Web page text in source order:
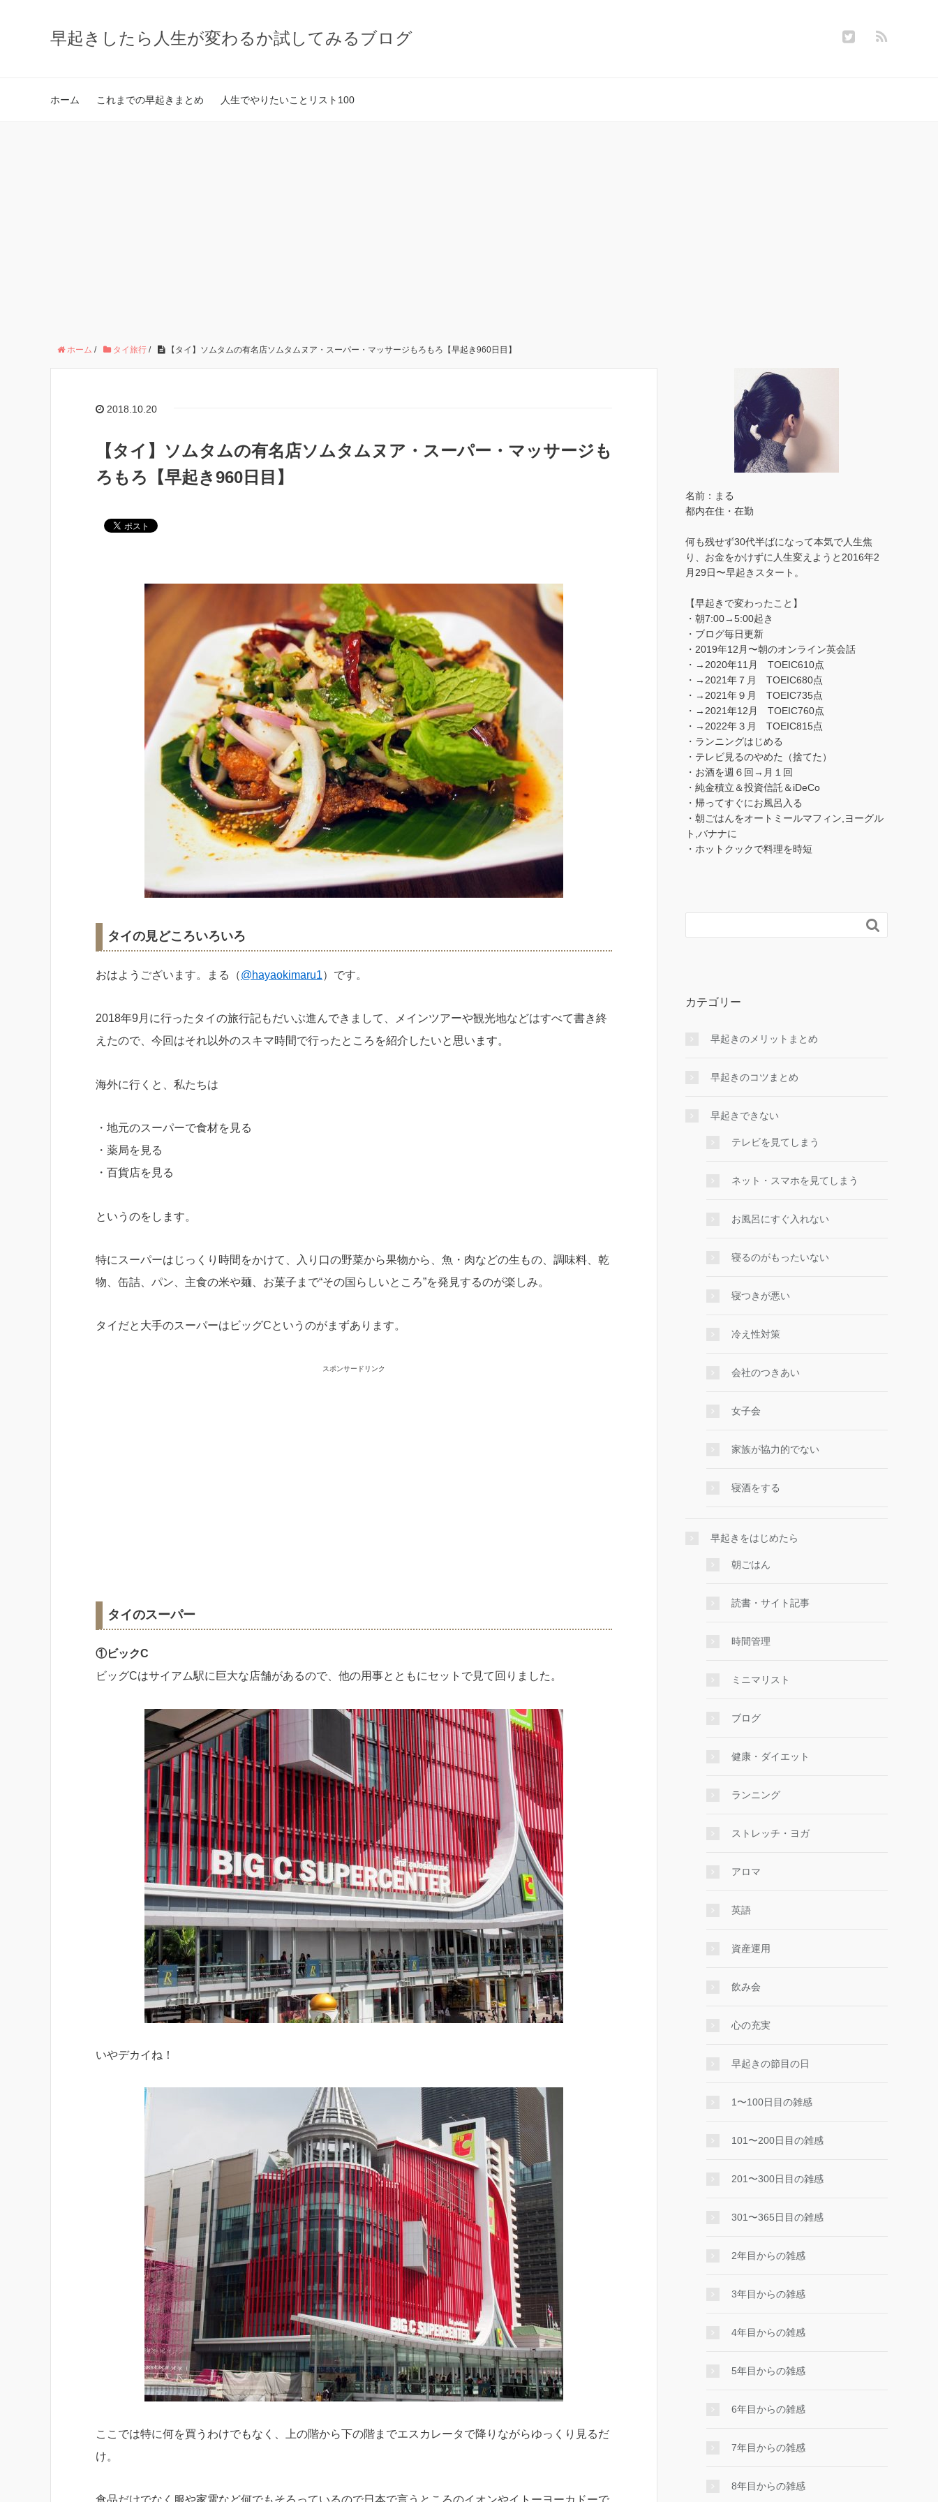
早起きしたら人生が変わるか試してみるブログ
ホーム これまでの早起きまとめ 人生でやりたいことリスト100
ホーム / タイ旅行 / 【タイ】ソムタムの有名店ソムタムヌア・スーパー・マッサージもろもろ【早起き960日目】
2018.10.20
【タイ】ソムタムの有名店ソムタムヌア・スーパー・マッサージも
ろもろ【早起き960日目】
タイの見どころいろいろ
おはようございます。まる（@hayaokimaru1）です。
2018年9月に行ったタイの旅行記もだいぶ進んできまして、メインツアーや観光地などはすべて書き終
えたので、今回はそれ以外のスキマ時間で行ったところを紹介したいと思います。
海外に行くと、私たちは
・地元のスーパーで食材を見る
・薬局を見る
・百貨店を見る
というのをします。
特にスーパーはじっくり時間をかけて、入り口の野菜から果物から、魚・肉などの生もの、調味料、乾
物、缶詰、パン、主食の米や麺、お菓子まで“その国らしいところ”を発見するのが楽しみ。
タイだと大手のスーパーはビッグCというのがまずあります。
スポンサードリンク
タイのスーパー
①ビックC
ビッグCはサイアム駅に巨大な店舗があるので、他の用事とともにセットで見て回りました。
いやデカイね！
ここでは特に何を買うわけでもなく、上の階から下の階までエスカレータで降りながらゆっくり見るだ
け。
食品だけでなく服や家電など何でもそろっているので日本で言うところのイオンやイトーヨーカドーで
名前：まる
都内在住・在勤
何も残せず30代半ばになって本気で人生焦
り、お金をかけずに人生変えようと2016年2
月29日〜早起きスタート。
【早起きで変わったこと】
・朝7:00→5:00起き
・ブログ毎日更新
・2019年12月〜朝のオンライン英会話
・→2020年11月 TOEIC610点
・→2021年７月 TOEIC680点
・→2021年９月 TOEIC735点
・→2021年12月 TOEIC760点
・→2022年３月 TOEIC815点
・ランニングはじめる
・テレビ見るのやめた（捨てた）
・お酒を週６回→月１回
・純金積立＆投資信託＆iDeCo
・帰ってすぐにお風呂入る
・朝ごはんをオートミールマフィン,ヨーグル
ト,バナナに
・ホットクックで料理を時短

カテゴリー
早起きのメリットまとめ
早起きのコツまとめ
早起きできない
テレビを見てしまう
ネット・スマホを見てしまう
お風呂にすぐ入れない
寝るのがもったいない
寝つきが悪い
冷え性対策
会社のつきあい
女子会
家族が協力的でない
寝酒をする
早起きをはじめたら
朝ごはん
読書・サイト記事
時間管理
ミニマリスト
ブログ
健康・ダイエット
ランニング
ストレッチ・ヨガ
アロマ
英語
資産運用
飲み会
心の充実
早起きの節目の日
1〜100日目の雑感
101〜200日目の雑感
201〜300日目の雑感
301〜365日目の雑感
2年目からの雑感
3年目からの雑感
4年目からの雑感
5年目からの雑感
6年目からの雑感
7年目からの雑感
8年目からの雑感